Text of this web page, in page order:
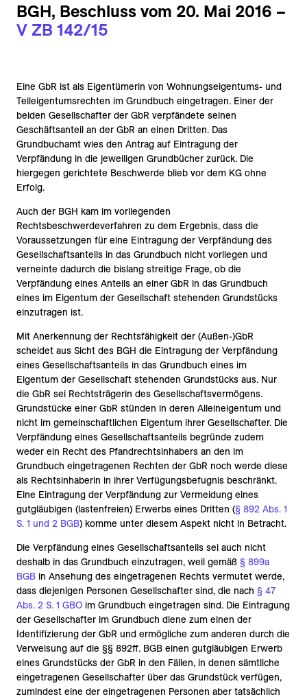
BGH, Beschluss vom 20. Mai 2016 –
V ZB 142/15
Eine GbR ist als Eigentümerin von Wohnungseigentums- und
Teileigentumsrechten im Grundbuch eingetragen. Einer der
beiden Gesellschafter der GbR verpfändete seinen
Geschäftsanteil an der GbR an einen Dritten. Das
Grundbuchamt wies den Antrag auf Eintragung der
Verpfändung in die jeweiligen Grundbücher zurück. Die
hiergegen gerichtete Beschwerde blieb vor dem KG ohne
Erfolg.
Auch der BGH kam im vorliegenden
Rechtsbeschwerdeverfahren zu dem Ergebnis, dass die
Voraussetzungen für eine Eintragung der Verpfändung des
Gesellschaftsanteils in das Grundbuch nicht vorliegen und
verneinte dadurch die bislang streitige Frage, ob die
Verpfändung eines Anteils an einer GbR in das Grundbuch
eines im Eigentum der Gesellschaft stehenden Grundstücks
einzutragen ist.
Mit Anerkennung der Rechtsfähigkeit der (Außen-)GbR
scheidet aus Sicht des BGH die Eintragung der Verpfändung
eines Gesellschaftsanteils in das Grundbuch eines im
Eigentum der Gesellschaft stehenden Grundstücks aus. Nur
die GbR sei Rechtsträgerin des Gesellschaftsvermögens.
Grundstücke einer GbR stünden in deren Alleineigentum und
nicht im gemeinschaftlichen Eigentum ihrer Gesellschafter. Die
Verpfändung eines Gesellschaftsanteils begründe zudem
weder ein Recht des Pfandrechtsinhabers an den im
Grundbuch eingetragenen Rechten der GbR noch werde diese
als Rechtsinhaberin in ihrer Verfügungsbefugnis beschränkt.
Eine Eintragung der Verpfändung zur Vermeidung eines
gutgläubigen (lastenfreien) Erwerbs eines Dritten (§ 892 Abs. 1
S. 1 und 2 BGB) komme unter diesem Aspekt nicht in Betracht.
Die Verpfändung eines Gesellschaftsanteils sei auch nicht
deshalb in das Grundbuch einzutragen, weil gemäß § 899a
BGB in Ansehung des eingetragenen Rechts vermutet werde,
dass diejenigen Personen Gesellschafter sind, die nach § 47
Abs. 2 S. 1 GBO im Grundbuch eingetragen sind. Die Eintragung
der Gesellschafter im Grundbuch diene zum einen der
Identifizierung der GbR und ermögliche zum anderen durch die
Verweisung auf die §§ 892ff. BGB einen gutgläubigen Erwerb
eines Grundstücks der GbR in den Fällen, in denen sämtliche
eingetragenen Gesellschafter über das Grundstück verfügen,
zumindest eine der eingetragenen Personen aber tatsächlich